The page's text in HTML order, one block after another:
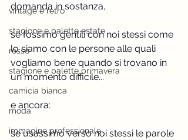
vintage e rètro
stagione e palette estate
rosso
stagione e palette primavera
camicia bianca
moda
immagine professionale
domanda in sostanza,
se fossimo gentili con noi stessi come
lo siamo con le persone alle quali
vogliamo bene quando si trovano in
un momento difficile...
e ancora:
se usassimo verso noi stessi le parole